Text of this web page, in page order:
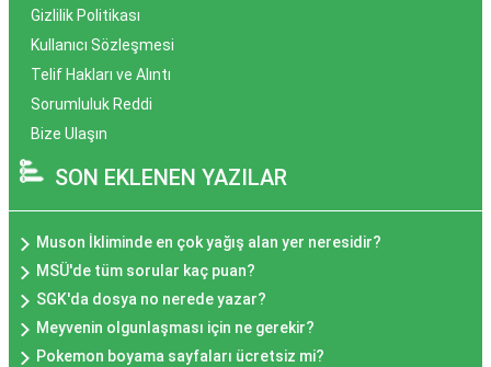
Gizlilik Politikası
Kullanıcı Sözleşmesi
Telif Hakları ve Alıntı
Sorumluluk Reddi
Bize Ulaşın
SON EKLENEN YAZILAR
Muson İkliminde en çok yağış alan yer neresidir?
MSÜ'de tüm sorular kaç puan?
SGK'da dosya no nerede yazar?
Meyvenin olgunlaşması için ne gerekir?
Pokemon boyama sayfaları ücretsiz mi?